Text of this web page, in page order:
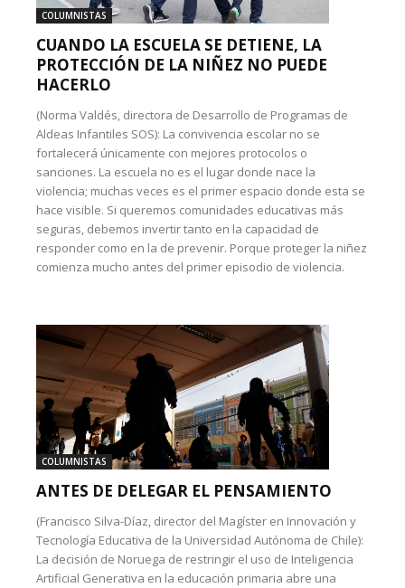
COLUMNISTAS
CUANDO LA ESCUELA SE DETIENE, LA
PROTECCIÓN DE LA NIÑEZ NO PUEDE
HACERLO
(Norma Valdés, directora de Desarrollo de Programas de
Aldeas Infantiles SOS): La convivencia escolar no se
fortalecerá únicamente con mejores protocolos o
sanciones. La escuela no es el lugar donde nace la
violencia; muchas veces es el primer espacio donde esta se
hace visible. Si queremos comunidades educativas más
seguras, debemos invertir tanto en la capacidad de
responder como en la de prevenir. Porque proteger la niñez
comienza mucho antes del primer episodio de violencia.
COLUMNISTAS
ANTES DE DELEGAR EL PENSAMIENTO
(Francisco Silva-Díaz, director del Magíster en Innovación y
Tecnología Educativa de la Universidad Autónoma de Chile):
La decisión de Noruega de restringir el uso de Inteligencia
Artificial Generativa en la educación primaria abre una